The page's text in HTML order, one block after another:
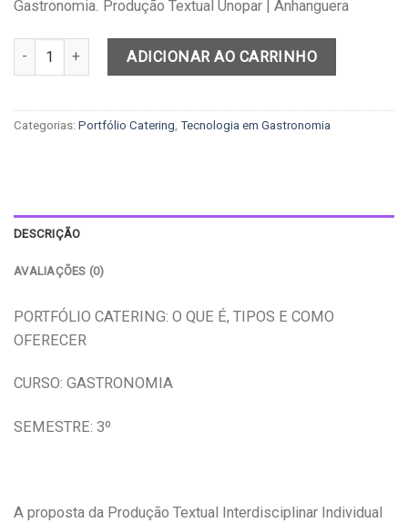
Gastronomia. Produção Textual Unopar | Anhanguera
Portfólio Catering: o que é, tipos e como oferecer quantidade
ADICIONAR AO CARRINHO
Categorias: Portfólio Catering, Tecnologia em Gastronomia
DESCRIÇÃO
AVALIAÇÕES (0)
PORTFÓLIO CATERING: O QUE É, TIPOS E COMO
OFERECER
CURSO: GASTRONOMIA
SEMESTRE: 3º
A proposta da Produção Textual Interdisciplinar Individual